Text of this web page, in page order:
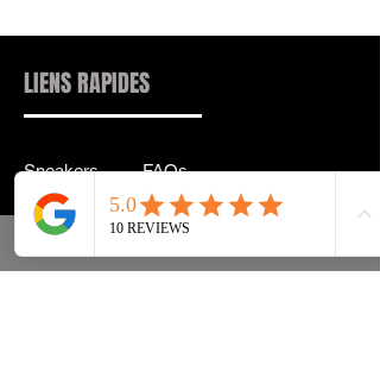
LIENS RAPIDES
Sneakers
Streetwear
Accessoires
Instagram
FAQs
Livraison & Retour
Termes & Conditions